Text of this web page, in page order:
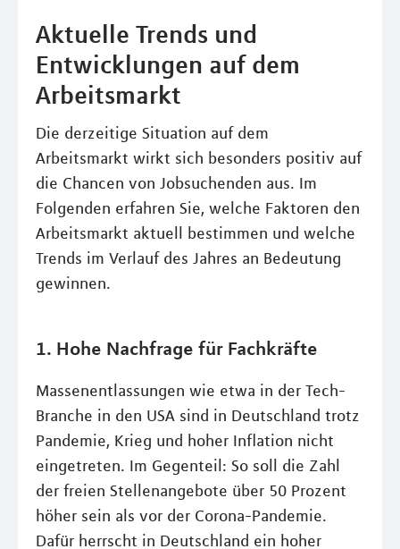
Aktuelle Trends und
Entwicklungen auf dem
Arbeitsmarkt
Die derzeitige Situation auf dem
Arbeitsmarkt wirkt sich besonders positiv auf
die Chancen von Jobsuchenden aus. Im
Folgenden erfahren Sie, welche Faktoren den
Arbeitsmarkt aktuell bestimmen und welche
Trends im Verlauf des Jahres an Bedeutung
gewinnen.
1. Hohe Nachfrage für Fachkräfte
Massenentlassungen wie etwa in der Tech-
Branche in den USA sind in Deutschland trotz
Pandemie, Krieg und hoher Inflation nicht
eingetreten. Im Gegenteil: So soll die Zahl
der freien Stellenangebote über 50 Prozent
höher sein als vor der Corona-Pandemie.
Dafür herrscht in Deutschland ein hoher